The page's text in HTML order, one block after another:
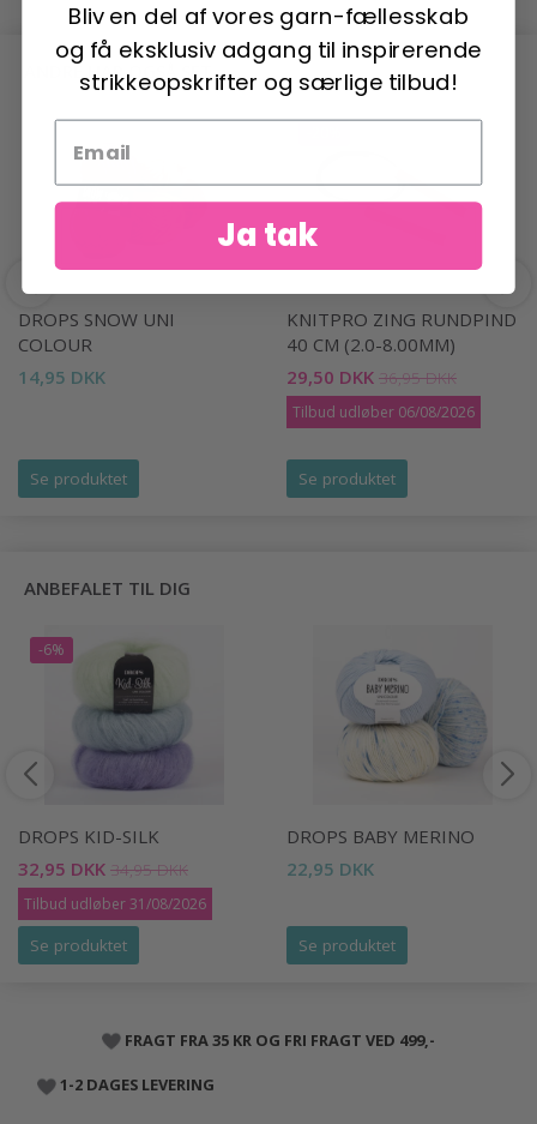
ANDRE HAR OGSÅ SET
DROPS SNOW UNI
COLOUR
14,95 DKK
Se produktet
KNITPRO ZING RUNDPIND
40 CM (2.0-8.00MM)
29,50 DKK 36,95 DKK
Tilbud udløber 06/08/2026
Se produktet
ANBEFALET TIL DIG
-6%
DROPS KID-SILK
32,95 DKK 34,95 DKK
Tilbud udløber 31/08/2026
Se produktet
DROPS BABY MERINO
22,95 DKK
Se produktet
FRAGT FRA 35 KR OG FRI FRAGT VED 499,-
1-2 DAGES LEVERING
Bliv en del af vores garn-fællesskab
og få eksklusiv adgang til inspirerende
strikkeopskrifter og særlige tilbud!
Ja tak